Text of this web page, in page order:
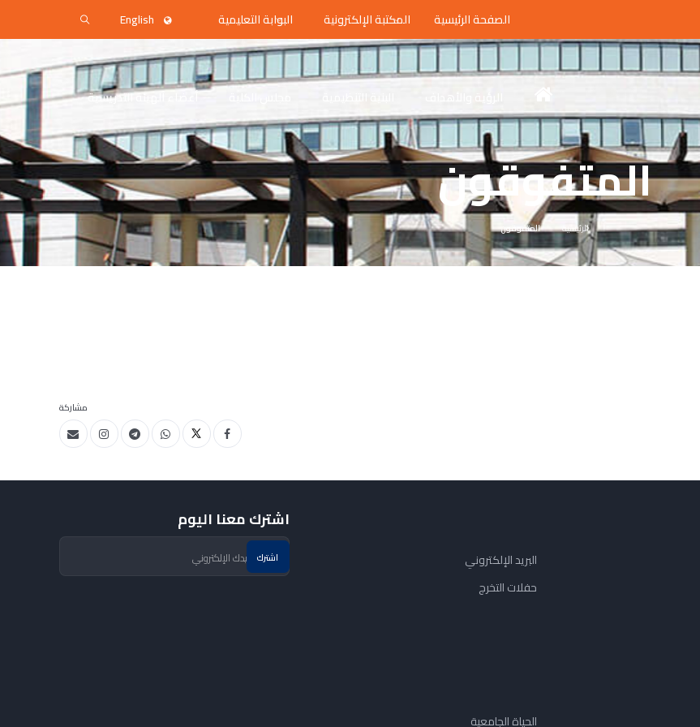
الصفحة الرئيسية المكتبة الإلكترونية البوابة التعليمية English
أعضاء الهيئة التدريسية
المتفوقون
الرئيسية المتفوقون
مشاركة
البريد الإلكتروني
حفلات التخرج
الحياة الجامعية
اشترك معنا اليوم